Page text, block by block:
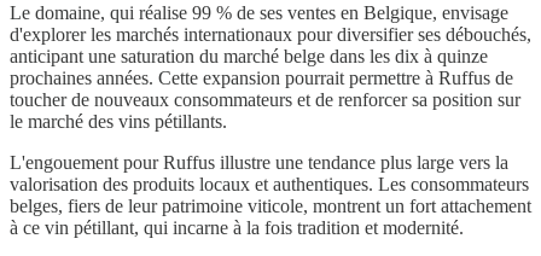
Le domaine, qui réalise 99 % de ses ventes en Belgique, envisage
d'explorer les marchés internationaux pour diversifier ses débouchés,
anticipant une saturation du marché belge dans les dix à quinze
prochaines années. Cette expansion pourrait permettre à Ruffus de
toucher de nouveaux consommateurs et de renforcer sa position sur
le marché des vins pétillants.
L'engouement pour Ruffus illustre une tendance plus large vers la
valorisation des produits locaux et authentiques. Les consommateurs
belges, fiers de leur patrimoine viticole, montrent un fort attachement
à ce vin pétillant, qui incarne à la fois tradition et modernité.